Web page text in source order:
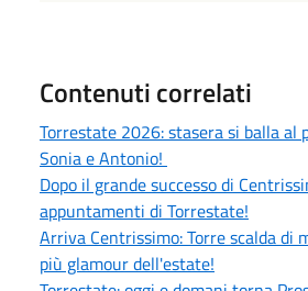
Contenuti correlati
Torrestate 2026: stasera si balla al
Sonia e Antonio!
Dopo il grande successo di
appuntamenti di Torrestate!
Arriva Centrissimo: Torre scalda di
più glamour dell'estate!